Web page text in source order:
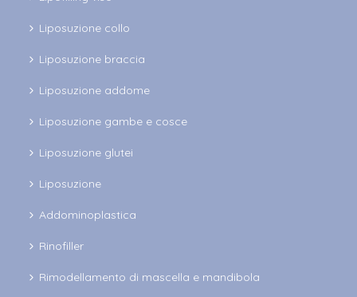
Liposuzione collo
Liposuzione braccia
Liposuzione addome
Liposuzione gambe e cosce
Liposuzione glutei
Liposuzione
Addominoplastica
Rinofiller
Rimodellamento di mascella e mandibola